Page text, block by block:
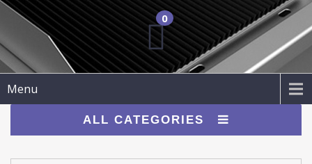
0
Menu
ALL CATEGORIES